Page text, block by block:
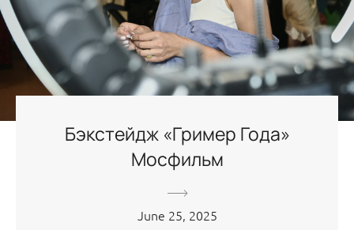
Бэкстейдж «Гример Года»
Мосфильм
June 25, 2025